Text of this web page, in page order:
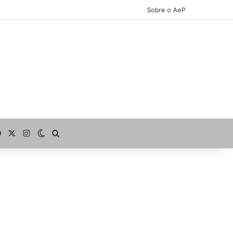
Sobre o AeP
FacebookInstagramSwitch skin